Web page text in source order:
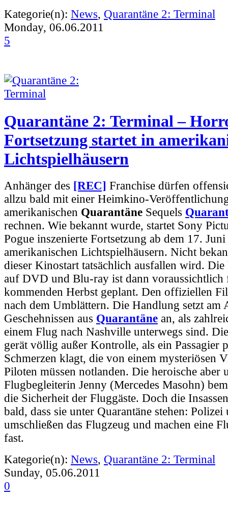
Kategorie(n): News, Quarantäne 2: Terminal
Monday, 06.06.2011
5
Quarantäne 2: Terminal –
Fortsetzung startet in
Lichtspielhäusern
Anhänger des [REC] Franchise dürfen
allzu bald mit einer Heimkino-
amerikanischen Quarantäne Sequels
rechnen. Wie bekannt wurde, startet Sony
Pogue inszenierte Fortsetzung ab dem 17.
amerikanischen Lichtspielhäusern. Nicht
dieser Kinostart tatsächlich ausfallen wird.
auf DVD und Blu-ray ist dann voraussichtlich
kommenden Herbst geplant. Den offiziellen
nach dem Umblättern. Die Handlung setzt am
Geschehnissen aus Quarantäne an, als
einem Flug nach Nashville unterwegs sind.
gerät völlig außer Kontrolle, als ein Passagier
Schmerzen klagt, die von einem mysteriösen
Piloten müssen notlanden. Die heroische aber
Flugbegleiterin Jenny (Mercedes Masohn)
die Sicherheit der Fluggäste. Doch die
bald, dass sie unter Quarantäne stehen:
umschließen das Flugzeug und machen eine
fast.
Kategorie(n): News, Quarantäne 2: Terminal
Sunday, 05.06.2011
0